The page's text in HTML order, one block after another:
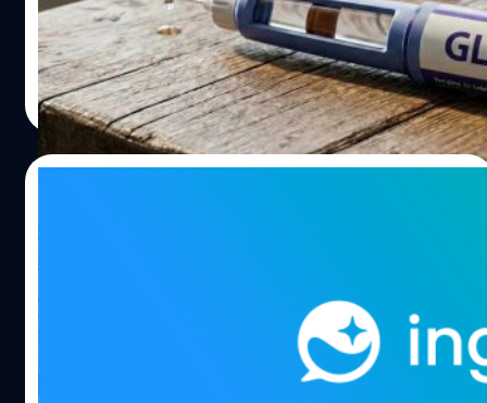
Apple ยุคแรก) แดเนียล คอตต์กี (Daniel Kottke) ได้พากัน
เดินทางไปแสวงบุญที่ประเทศอินเดียเพื่อพบกับ นีม คาโรลี
บาบา (Neem Karoli Baba) นักปราชญ์ที่มีชื่อเสียงเรื่องสอน
การใช้ชีวิตเรียบง่ายและการตระหนักรู้ในตนเอง…
การแพทย์ การปักปากกาช่วยลดน้ำหนักได้จริง แต่จำเป็นต้อง
อยู่ภายใต้การดูแลของแพทย์เท่านั้น การปักปากกาไม่ใช่แค่
ช่วยลดน้ำหนัก แต่ยังช่วยลดความเสี่ยงของโรคอื่นที่ตามมา
อย่างโรคเบาหวาน ภาวะไขมันพอกตับ และโรคอื่น ๆ ที่
เกี่ยวข้องกับความอ้วน แต่รู้ไหมว่าตัวยาในปากกาที่ปัก ๆ กัน
อยู่ มีต้นแบบมาจากน้ำลายของกิ้งก่าที่ชื่อว่า 'กิลามอนสเตอร์'
(Gila Monster) สิ่งมีชีวิตตัวลายส้ม-ดำที่ดูเหมือนหลุดออกมา
การรักษาโรคอ้วนในปัจจุบัน BT beartai จะพาไปหาคำตอบกัน
GLP-1 คือ ตัวยาที่เข้าไปรีเซตระบบเผาผลาญผ่านการเลียน
แบบฮอร์โมนธรรมชาติ โดยทำหน้าที่สั่งการให้สมองรู้สึกอิ่มเร็ว
ขึ้นพร้อมชะลอการย่อยอาหาร ใช้รักษาโรคเบาหวานชนิดที่ 2
ภูษิต เรืองอุดมกิจ| 169 days ago
Read More
ในหลายอุตสาหกรรม งานบริการลูกค้าไม่ได้เป็นเพียงทีมงาน
สนับสนุนอีกต่อไป แต่กลายเป็นหนึ่งในจุดเชื่อมต่อสำคัญที่มี
ผลต่อทั้งประสบการณ์ลูกค้า ประสิทธิภาพการดำเนินงาน และ
โอกาสในการสร้างรายได้ขององค์กร ตั้งแต่การรับสายแก้ไข